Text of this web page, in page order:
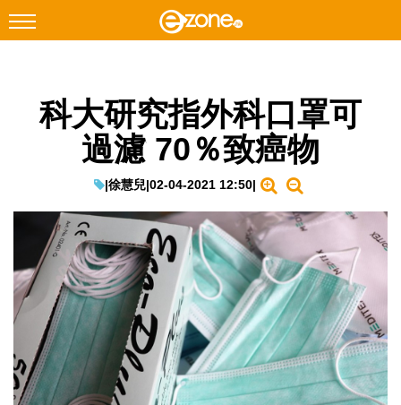
Facebook Instagram
遊戲動漫
教學評測
EduTech
IT Times
生成式AI與雲端應用
Enterprise Digital Transformation
科大研究指外科口罩可
過濾 70％致癌物
|徐慧兒|02-04-2021 12:50|